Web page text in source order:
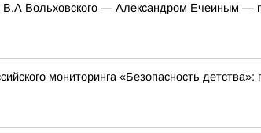
В.А Вольховского — Александром Ечеиным —
мониторинга «Безопасность